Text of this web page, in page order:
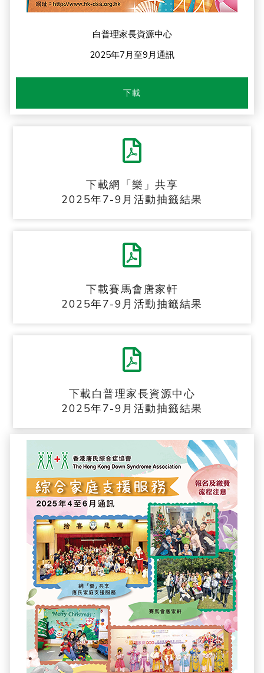
白普理家長資源中心
2025年7月至9月通訊
下載
下載網「樂」共享
2025年7-9月活動抽籤結果
下載賽馬會唐家軒
2025年7-9月活動抽籤結果
下載白普理家長資源中心
2025年7-9月活動抽籤結果